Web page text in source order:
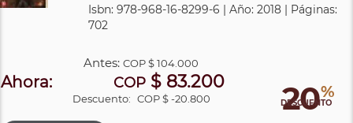
Isbn: 978-968-16-8299-6 | Año: 2018 | Páginas:
702
20%
DESCUENTO
Antes:COP$ 104.000
Ahora: COP$ 83.200
Descuento: COP $ -20.800